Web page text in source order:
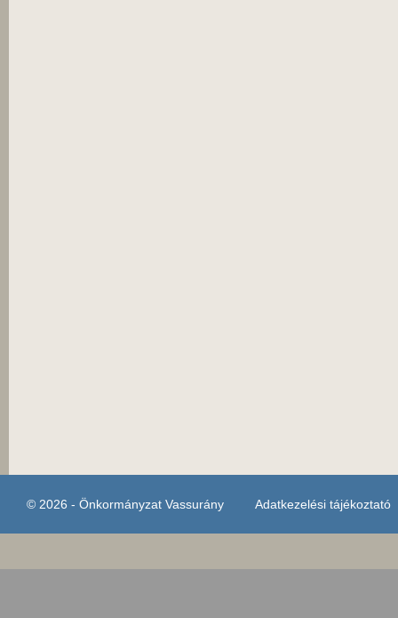
© 2026 - Önkormányzat Vassurány Adatkezelési tájékoztató